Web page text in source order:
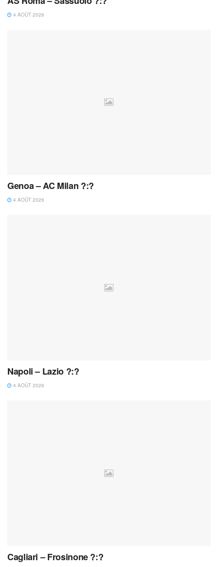
4 AOÛT 2026
Genoa – AC Milan ?:?
4 AOÛT 2026
Napoli – Lazio ?:?
4 AOÛT 2026
Cagliari – Frosinone ?:?